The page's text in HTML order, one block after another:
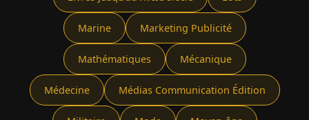
Marine Marketing Publicité
Mathématiques Mécanique
Médecine Médias Communication Édition